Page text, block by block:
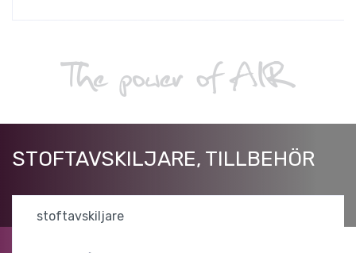
STOFTAVSKILJARE, TILLBEHÖR
stoftavskiljare